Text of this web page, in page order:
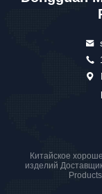
Китайское
изделий